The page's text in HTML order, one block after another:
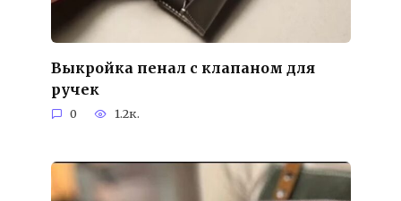
Выкройка пенал с клапаном для
ручек
0 1.2к.